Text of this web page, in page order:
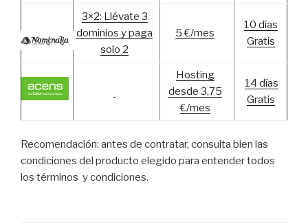
3×2: Llévate 3
dominios y paga
solo 2
5 €/mes
10 días
Gratis
Hosting
desde 3,75
€/mes
14 días
Gratis
Recomendación: antes de contratar, consulta bien las
condiciones del producto elegido para entender todos
los términos y condiciones.